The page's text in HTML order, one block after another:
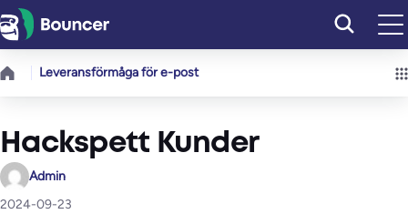
Hoppa
till
innehåll
Leveransförmåga för e-post
Hackspett Kunder
Admin
2024-09-23